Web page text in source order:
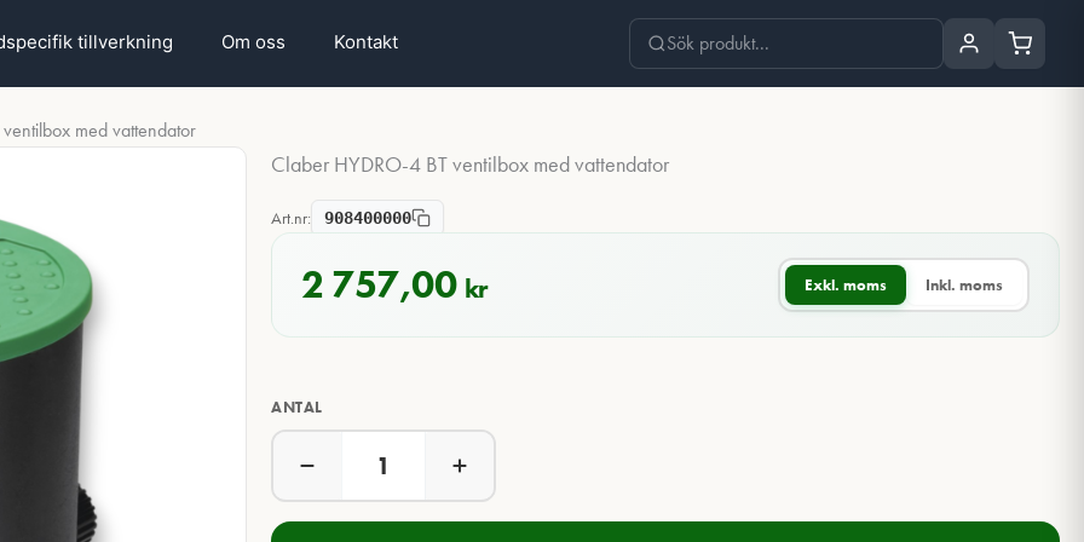
tillverkning Om oss Kontakt
med vattendator
Claber HYDRO-4 BT ventilbox med vattendator
Art.nr: 908400000
2 757,00 kr Exkl. moms Inkl. moms
ANTAL